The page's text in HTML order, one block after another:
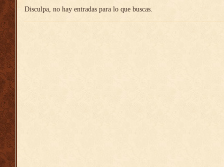
Disculpa, no hay entradas para lo que buscas.